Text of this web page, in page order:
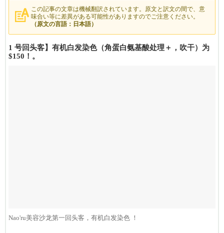
この記事の文章は機械翻訳されています。原文と訳文の間で、意
味合い等に差異がある可能性がありますのでご注意ください。
（原文の言語：日本語）
1 号回头客】有机白发染色（角蛋白氨基酸处理＋，吹干）为
$150！。
Nao'ru美容沙龙第一回头客，有机白发染色 ！